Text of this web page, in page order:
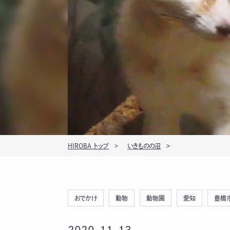
HIROBA トップ いきものの沼
おでかけ 動物 動物園 愛知 豊橋